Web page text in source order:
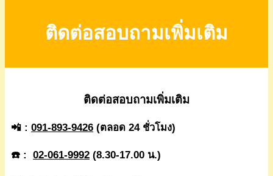
ติดต่อสอบถามเพิ่มเติม
ติดต่อสอบถามเพิ่มเติม
📲 : 091-893-9426 (ตลอด 24 ชั่วโมง)
☎️ : 02-061-9992 (8.30-17.00 น.)